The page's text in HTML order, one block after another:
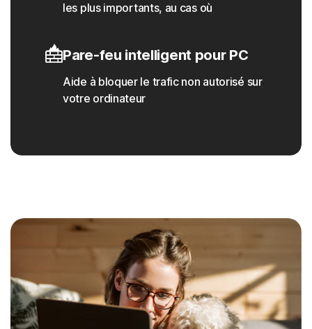
les plus importants, au cas où
Pare-feu intelligent pour PC
Aide à bloquer le trafic non autorisé sur
votre ordinateur